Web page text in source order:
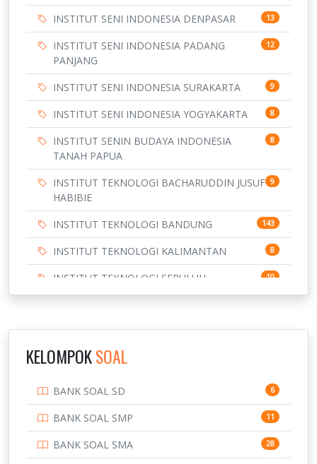
INSTITUT SENI INDONESIA DENPASAR 13
INSTITUT SENI INDONESIA PADANG
PANJANG
12
INSTITUT SENI INDONESIA SURAKARTA 9
INSTITUT SENI INDONESIA YOGYAKARTA 8
INSTITUT SENIN BUDAYA INDONESIA
TANAH PAPUA
8
INSTITUT TEKNOLOGI BACHARUDDIN JUSUF
HABIBIE
9
INSTITUT TEKNOLOGI BANDUNG 143
INSTITUT TEKNOLOGI KALIMANTAN 8
INSTITUT TEKNOLOGI SEPULUH
NOVEMBER
10
3
169
7
KELOMPOKSOAL
BANK SOAL SD 6
BANK SOAL SMP 11
BANK SOAL SMA 28